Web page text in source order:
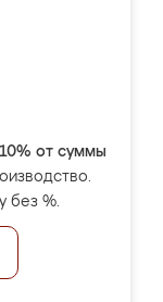
10% от суммы
без %.